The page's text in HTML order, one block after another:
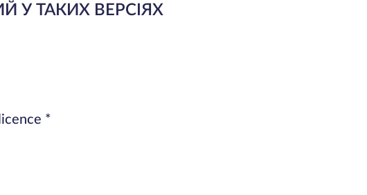
У ТАКИХ ВЕРСІЯХ
*